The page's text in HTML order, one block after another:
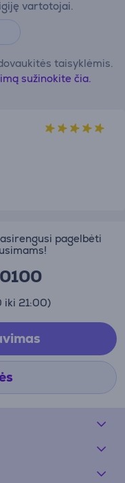
vartotojai.
taisyklėmis.
sužinokite čia.
pagelbėti
iki 21:00)